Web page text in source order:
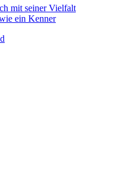
mit seiner Vielfalt
ein Kenner